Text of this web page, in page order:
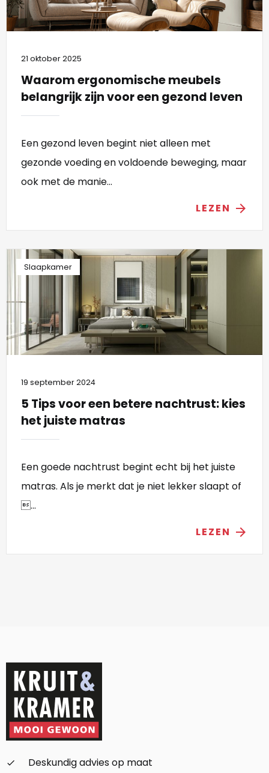
21 oktober 2025
Waarom ergonomische meubels
belangrijk zijn voor een gezond leven
Een gezond leven begint niet alleen met
gezonde voeding en voldoende beweging, maar
ook met de manie...
LEZEN arrow_forward
Slaapkamer
19 september 2024
5 Tips voor een betere nachtrust: kies
het juiste matras
Een goede nachtrust begint echt bij het juiste
matras. Als je merkt dat je niet lekker slaapt of
...
LEZEN arrow_forward
check_small
Deskundig advies op maat